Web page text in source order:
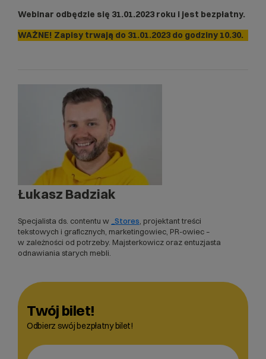
Webinar odbędzie się 31.01.2023 roku i jest bezpłatny.
WAŻNE! Zapisy trwają do 31.01.2023 do godziny 10.30.
Łukasz Badziak
Specjalista ds. contentu w _Stores, projektant treści
tekstowych i graficznych, marketingowiec, PR-owiec –
w zależności od potrzeby. Majsterkowicz oraz entuzjasta
odnawiania starych mebli.
Twój bilet!
Odbierz swój bezpłatny bilet!